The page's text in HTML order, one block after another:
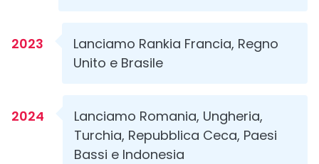
2023
Lanciamo Rankia Francia, Regno
Unito e Brasile
2024
Lanciamo Romania, Ungheria,
Turchia, Repubblica Ceca, Paesi
Bassi e Indonesia